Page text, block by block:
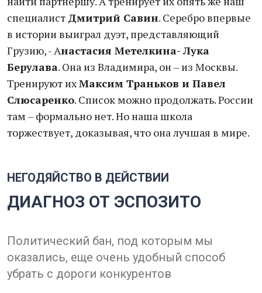
специалист Дмитрий Савин. Серебро впервые
в истории выиграл дуэт, представляющий
Грузию, - Анастасия Метелкина- Лука
Берулава. Она из Владимира, он – из Москвы.
Тренируют ихМаксим Траньков и Павел
Слюсаренко. Список можно продолжать. России
там – формально нет. Но наша школа
торжествует, доказывая, что она лучшая в мире.
НЕГОДЯЙСТВО В ДЕЙСТВИИ
ДИАГНОЗ ОТ ЭСПОЗИТО
Политический бан, под которым мы
оказались, еще очень удобный способ
убрать с дороги конкурентов